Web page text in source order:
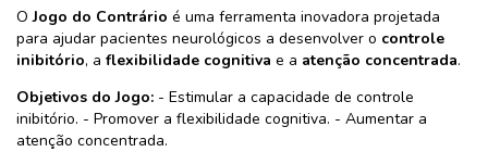
OJogo do Contrário é uma ferramenta inovadora projetada
para ajudar pacientes neurológicos a desenvolver o controle
inibitório, a flexibilidade cognitiva e a atenção concentrada.
Objetivos do Jogo: - Estimular a capacidade de controle
inibitório. - Promover a flexibilidade cognitiva. - Aumentar a
atenção concentrada.